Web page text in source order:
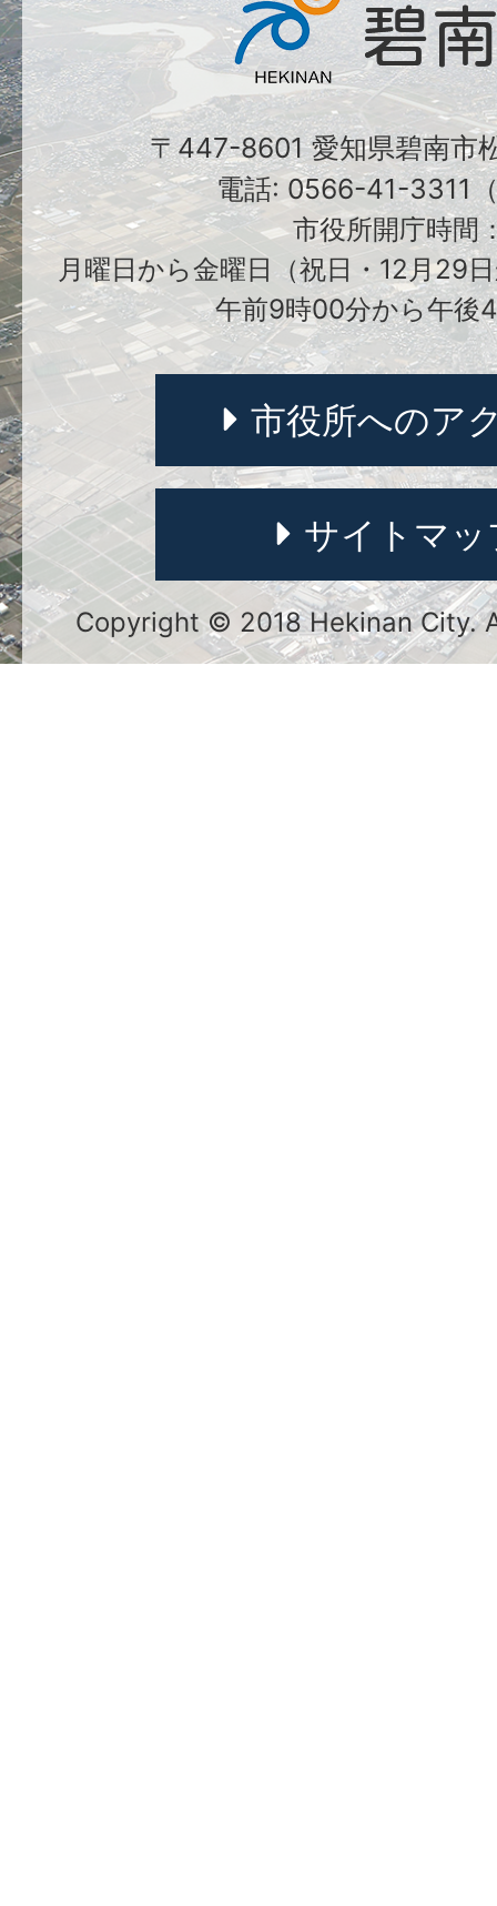
〒447-8601 愛知県碧南市
電話: 0566-41-3311
市役所開庁時間
月曜日から金曜日（祝日・12月29
午前9時00分から午後
市役所へのア
サイトマッ
Copyright © 2018 Hekinan City.